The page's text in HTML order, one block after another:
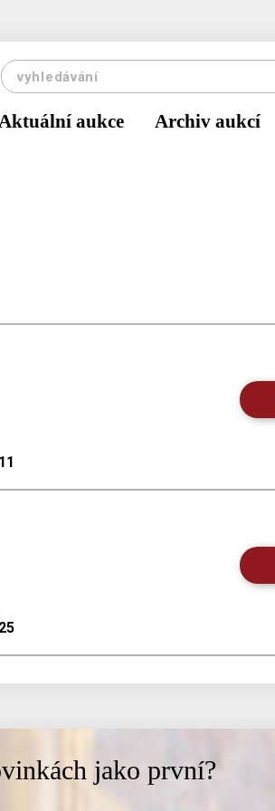
aukce Archiv aukcí
jako první?